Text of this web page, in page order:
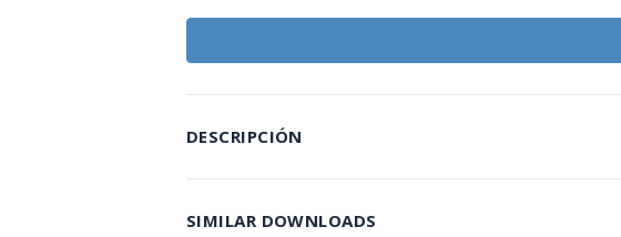
DESCRIPCIÓN
SIMILAR DOWNLOADS